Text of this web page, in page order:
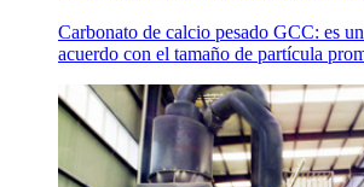
Carbonato de calcio pesado GCC: es
acuerdo con el tamaño de partícula